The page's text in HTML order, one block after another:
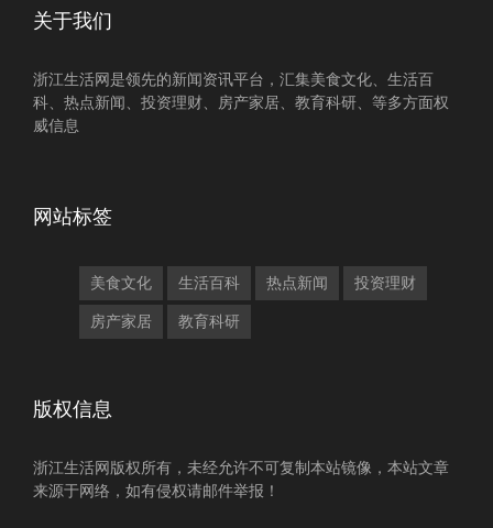
关于我们
浙江生活网是领先的新闻资讯平台，汇集美食文化、生活百
科、热点新闻、投资理财、房产家居、教育科研、等多方面权
威信息
网站标签
美食文化 生活百科 热点新闻 投资理财
房产家居 教育科研
版权信息
浙江生活网版权所有，未经允许不可复制本站镜像，本站文章
来源于网络，如有侵权请邮件举报！